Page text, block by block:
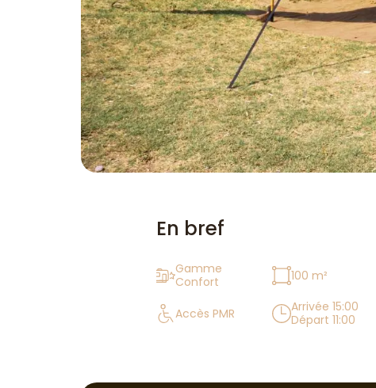
En bref
Gamme
Confort
100 m²
Accès PMR
Arrivée 15:00
Départ 11:00